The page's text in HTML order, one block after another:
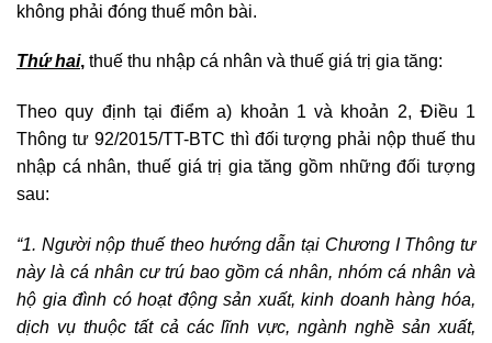
không phải đóng thuế môn bài.
Thứ hai, thuế thu nhập cá nhân và thuế giá trị gia tăng:
Theo quy định tại điểm a) khoản 1 và khoản 2, Điều 1
Thông tư 92/2015/TT-BTC thì đối tượng phải nộp thuế thu
nhập cá nhân, thuế giá trị gia tăng gồm những đối tượng
sau:
“1. Người nộp thuế theo hướng dẫn tại Chương I Thông tư
này là cá nhân cư trú bao gồm cá nhân, nhóm cá nhân và
hộ gia đình có hoạt động sản xuất, kinh doanh hàng hóa,
dịch vụ thuộc tất cả các lĩnh vực, ngành nghề sản xuất,